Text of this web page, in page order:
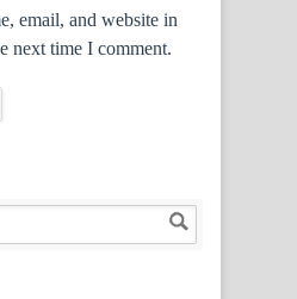
email, and website in
next time I comment.